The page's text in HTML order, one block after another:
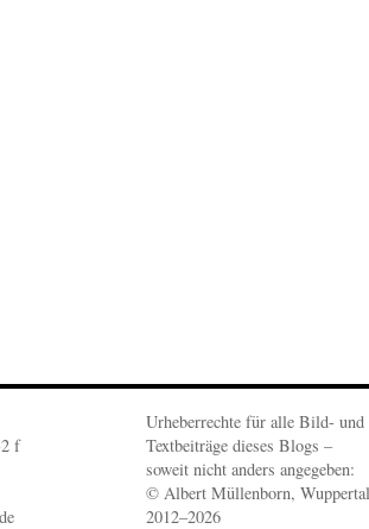
f
Urheberrechte für alle Bild- und
Textbeiträge dieses Blogs –
soweit nicht anders angegeben:
© Albert Müllenborn, Wuppertal
2012–2026